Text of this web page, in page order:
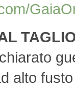
alto